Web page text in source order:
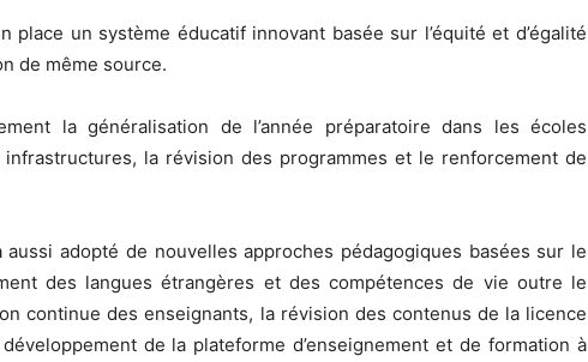
place un système éducatif innovant basée sur l’équité et d’égalité
de même source.
la généralisation de l’année préparatoire dans les écoles
infrastructures, la révision des programmes et le renforcement de
aussi adopté de nouvelles approches pédagogiques basées sur le
des langues étrangères et des compétences de vie outre le
continue des enseignants, la révision des contenus de la licence
de la plateforme d’enseignement et de formation à